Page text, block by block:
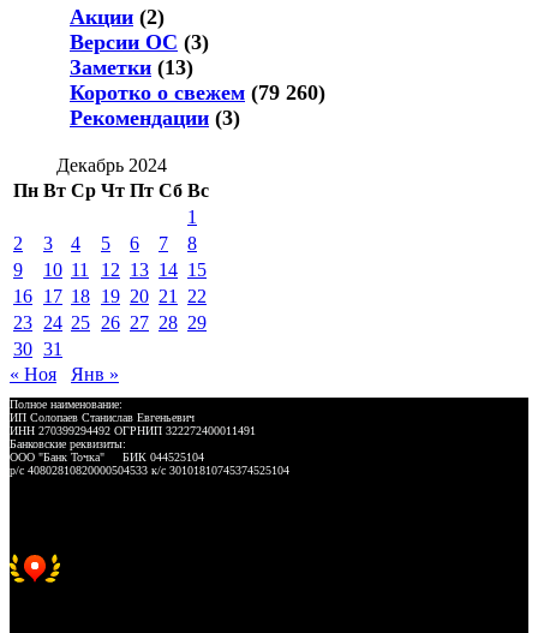
Акции (2)
Версии ОС (3)
Заметки (13)
Коротко о свежем (79 260)
Рекомендации (3)
Декабрь 2024
Пн Вт Ср Чт Пт Сб Вс
1
2
3 4 5 6 7
8
9
10 11 12 13 14 15
16 17 18 19 20 21
22
23 24 25 26 27 28 29
30 31
« Ноя
Янв »
Полное наименование:
ИП Солопаев Станислав Евгеньевич
ИНН 270399294492 ОГРНИП 322272400011491
Банковские реквизиты:
ООО "Банк Точка" БИК 044525104
р/с 40802810820000504533 к/с 30101810745374525104